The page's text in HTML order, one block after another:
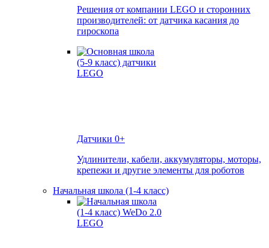
Решения от компании LEGO и сторонних
производителей: от датчика касания до
гироскопа
Датчики 0+
Удлинители, кабели, аккумуляторы, моторы,
крепежи и другие элементы для роботов
Начальная школа (1-4 класс)